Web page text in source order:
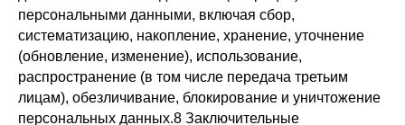
Нижний Новгород - мой родной город в
котором всегда можно договориться о
личной встречи, если вы из другого
города встреча возможна в любом